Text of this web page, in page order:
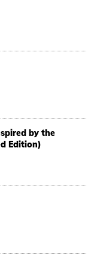
by the
Edition)